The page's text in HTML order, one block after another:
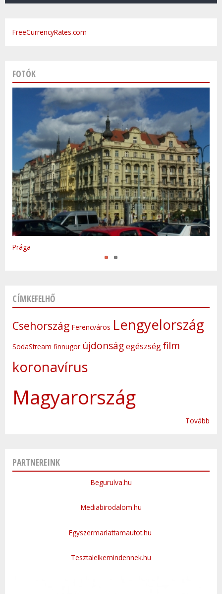
FreeCurrencyRates.com
FOTÓK
Prága
Varsó
CÍMKEFELHŐ
Csehország Ferencváros Lengyelország
SodaStream finnugor újdonságegészségfilm
koronavírus
Magyarország
Tovább
PARTNEREINK
Begurulva.hu
Mediabirodalom.hu
Egyszermarlattamautot.hu
Tesztalelkemindennek.hu